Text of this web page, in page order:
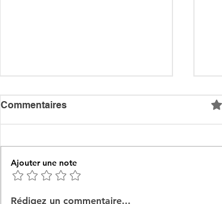
Commentaires
Ajouter une note
Rédigez un commentaire...